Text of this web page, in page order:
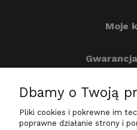
Moje
O
Na
Dbamy o Twoją
Pliki cookies i pokrewne im
poprawne działanie strony i